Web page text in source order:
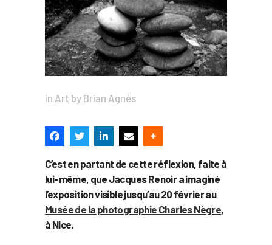
in Art by Brian Agnès
C’est en partant de cette réflexion, faite à
lui-même, que Jacques Renoir a imaginé
l’exposition visible jusqu’au 20 février au
Musée de la photographie Charles Nègre,
à Nice.